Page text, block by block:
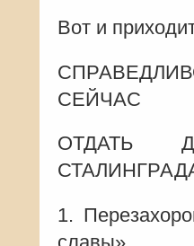
Вот и
СЕЙЧАС
ОТДАТЬ
1.
славы»